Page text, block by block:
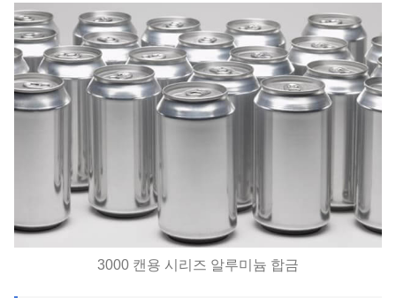
3000 캔용 시리즈 알루미늄 합금